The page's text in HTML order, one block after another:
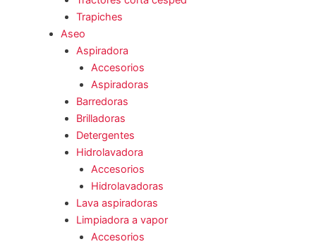
Trapiches
Aseo
Aspiradora
Accesorios
Aspiradoras
Barredoras
Brilladoras
Detergentes
Hidrolavadora
Accesorios
Hidrolavadoras
Lava aspiradoras
Limpiadora a vapor
Accesorios